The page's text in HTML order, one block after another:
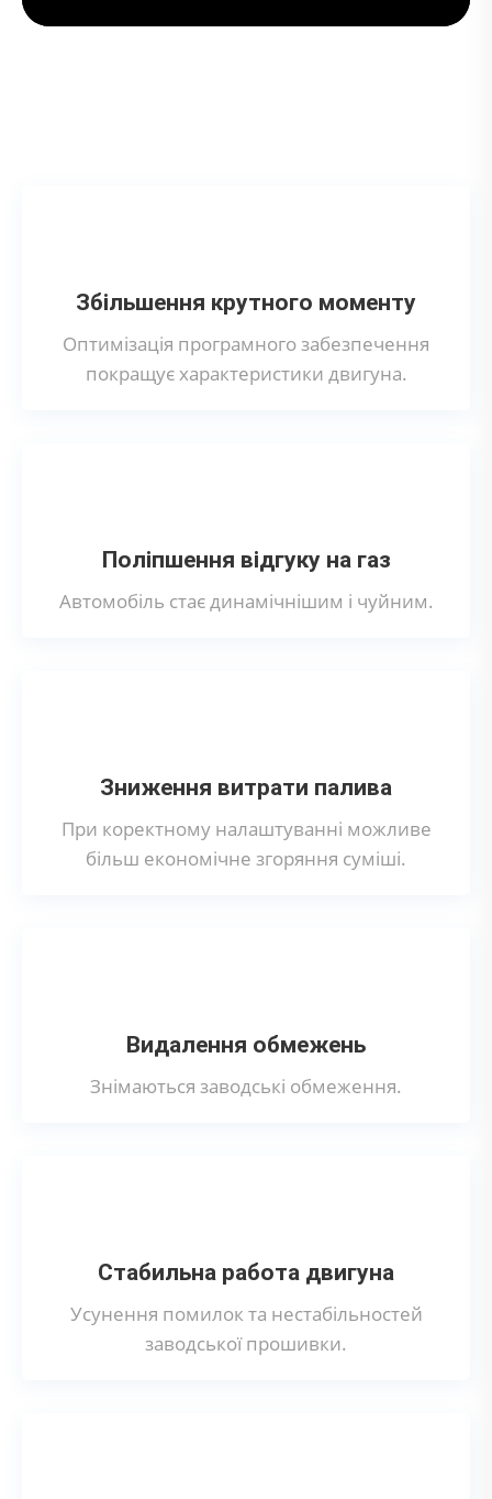
Збільшення крутного моменту
Оптимізація програмного забезпечення
покращує характеристики двигуна.
Поліпшення відгуку на газ
Автомобіль стає динамічнішим і чуйним.
Зниження витрати палива
При коректному налаштуванні можливе
більш економічне згоряння суміші.
Видалення обмежень
Знімаються заводські обмеження.
Стабильна работа двигуна
Усунення помилок та нестабільностей
заводської прошивки.